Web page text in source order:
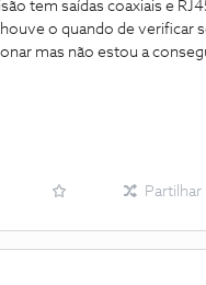
tem saídas coaxiais e
o quando de verificar
mas não estou a
Partilhar